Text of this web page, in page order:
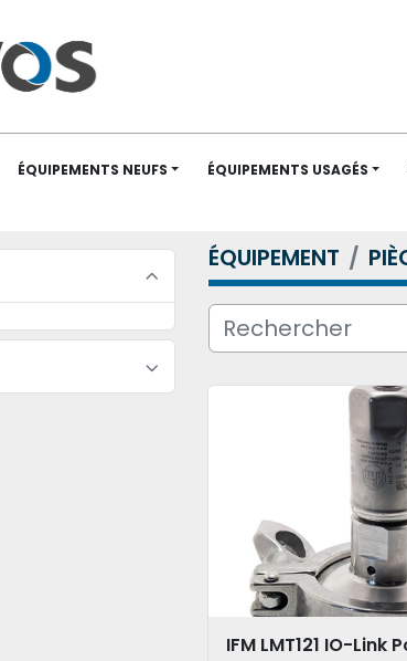
ÉQUIPEMENTS NEUFS ÉQUIPEMENTS USAGÉS
ÉQUIPEMENT